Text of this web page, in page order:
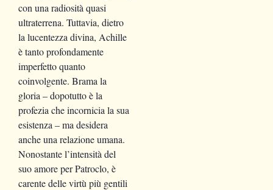
con una radiosità quasi
ultraterrena. Tuttavia, dietro
la lucentezza divina, Achille
è tanto profondamente
imperfetto quanto
coinvolgente. Brama la
gloria – dopotutto è la
profezia che incornicia la sua
esistenza – ma desidera
anche una relazione umana.
Nonostante l’intensità del
suo amore per Patroclo, è
carente delle virtù più gentili